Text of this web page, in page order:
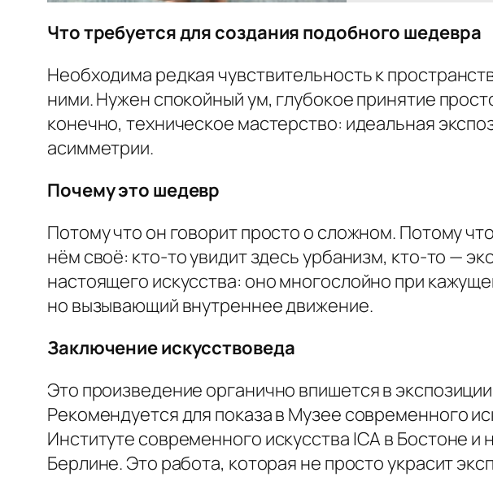
Что требуется для создания подобного шедевра
Необходима редкая чувствительность к
ними. Нужен спокойный ум, глубокое принятие
конечно, техническое мастерство: идеальная
асимметрии.
Почему это шедевр
Потому что он говорит просто о сложном. Потому
нём своё: кто-то увидит здесь урбанизм, кто-то —
настоящего искусства: оно многослойно при
но вызывающий внутреннее движение.
Заключение искусствоведа
Это произведение органично впишется в
Рекомендуется для показа в Музее современного
Институте современного искусства ICA в Бостоне
Берлине. Это работа, которая не просто украсит